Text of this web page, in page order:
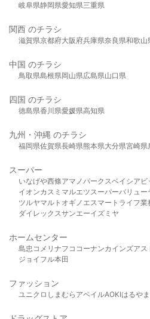
岐阜県静岡県愛知県三重県
関西 のチラシ
滋賀県京都府大阪府兵庫県奈良県和歌山
中国 のチラシ
鳥取県島根県岡山県広島県山口県
四国 のチラシ
徳島県香川県愛媛県高知県
九州・沖縄 のチラシ
福岡県佐賀県長崎県熊本県大分県宮崎県
スーパー
いなげや西條アマノパークスベイシア ビ
イオンカスミ マルエツスーパーバリュー
ツルヤマルト オギノ エスマート ライフ業
ダイレックスサンエーイズミヤ
ホームセンター
島忠 コメリ ナフコ コーナンカインズアス
ジョイフル本田
ファッション
ユニクロ しまむら アベイルAOKIはるやま